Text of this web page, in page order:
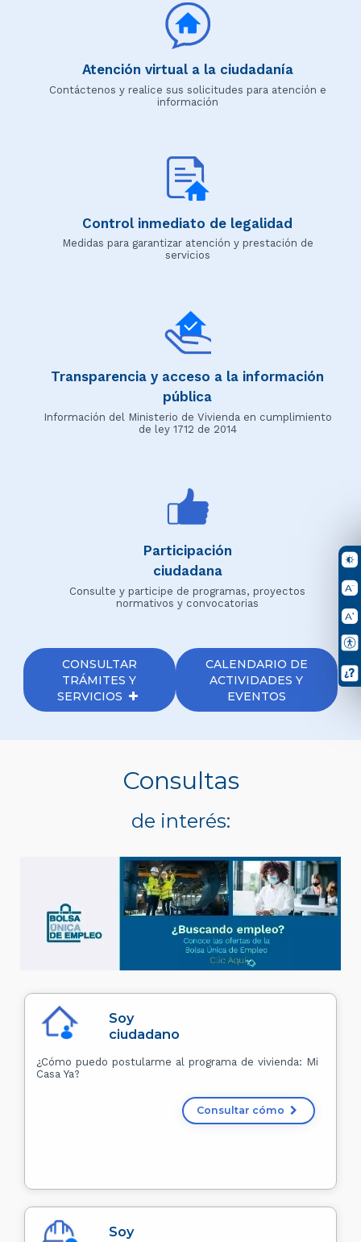
Atención virtual a la ciudadanía
Contáctenos y realice sus solicitudes para atención e
información
Control inmediato de legalidad
Medidas para garantizar atención y prestación de
servicios
Transparencia y acceso a la información
pública
Información del Ministerio de Vivienda en cumplimiento
de ley 1712 de 2014
Participación
ciudadana
Consulte y participe de programas, proyectos
normativos y convocatorias
CONSULTAR
TRÁMITES Y
SERVICIOS
CALENDARIO DE
ACTIVIDADES Y
EVENTOS
Consultas
de interés:
Soy
ciudadano
¿Cómo puedo postularme al programa de vivienda: Mi
Casa Ya?
Consultar cómo
Soy